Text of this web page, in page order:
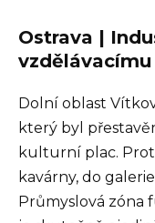
Ostrava |
vzdělávacímu
Dolní oblast
který byl
kulturní plac.
kavárny, do
Průmyslová